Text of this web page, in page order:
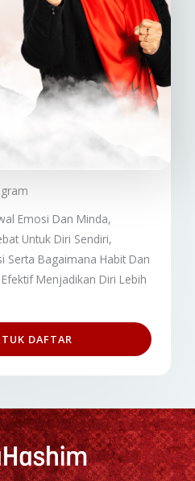
Emosi Dan Minda,
Untuk Diri Sendiri,
Serta Bagaimana Habit Dan
Menjadikan Diri Lebih
DAFTAR